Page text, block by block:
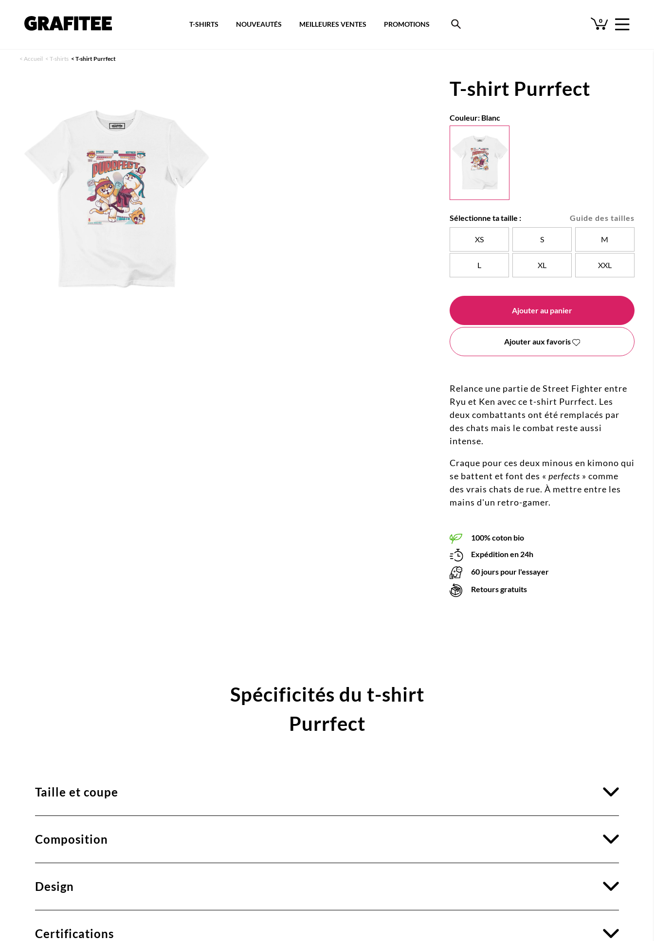
0
T-SHIRTS NOUVEAUTÉS MEILLEURES VENTES PROMOTIONS
< Accueil < T-shirts < T-shirt Purrfect
T-shirt Purrfect
Couleur: Blanc
Guide des tailles
Sélectionne ta taille :
XS S M
L XL XXL
Ajouter au panier
Ajouter aux favoris
Relance une partie de Street Fighter entre
Ryu et Ken avec ce t-shirt Purrfect. Les
deux combattants ont été remplacés par
des chats mais le combat reste aussi
intense.
Craque pour ces deux minous en kimono qui
se battent et font des « perfects » comme
des vrais chats de rue. À mettre entre les
mains d'un retro-gamer.
100% coton bio
Expédition en 24h
60 jours pour l'essayer
Retours gratuits
Spécificités du t-shirt
Purrfect
Taille et coupe
Composition
Design
Certifications